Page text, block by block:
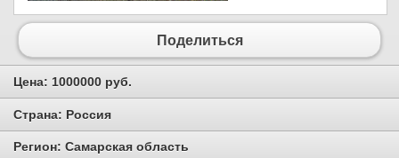
Поделиться
Цена: 1000000 руб.
Страна: Россия
Регион: Самарская область